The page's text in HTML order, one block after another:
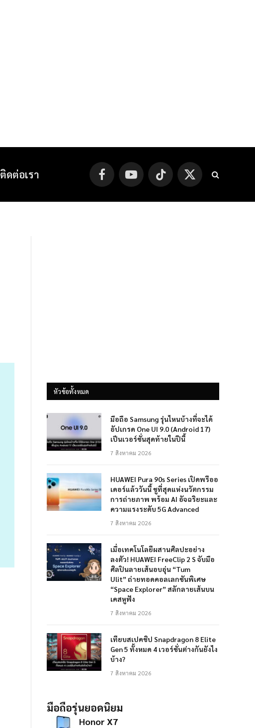
ติดต่อเรา FacebookYouTube TikTok
X
(Twitter)
หัวข้อทั้งหมด
มือถือ Samsung รุ่นไหนบ้างที่จะได้
อัปเกรด One UI 9.0 (Android 17)
เป็นเวอร์ชั่นสุดท้ายในปีนี้
7 สิงหาคม 2026
HUAWEI Pura 90s Series เปิดพรีออ
เดอร์แล้ววันนี้ ชูที่สุดแห่งนวัตกรรม
การถ่ายภาพ พร้อม AI อัจฉริยะและ
ความแรงระดับ 5G Advanced
7 สิงหาคม 2026
เมื่อเทคโนโลยีผสานศิลปะอย่าง
ลงตัว! HUAWEI FreeClip 2 S จับมือ
ศิลปินลายเส้นอบอุ่น “Tum
Ulit” ถ่ายทอดคอลเลกชันพิเศษ
“Space Explorer” สลักลายเส้นบน
เคสหูฟัง
7 สิงหาคม 2026
เทียบสเปคชิป Snapdragon 8 Elite
Gen 5 ทั้งหมด 4 เวอร์ชั่นต่างกันยังไง
บ้าง?
7 สิงหาคม 2026
มือถือรุ่นยอดนิยม
Honor X7